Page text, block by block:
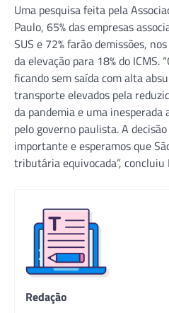
Uma pesquisa feita pela
Paulo, 65% das empresas
SUS e 72% farão demissões,
da elevação para 18% do ICMS.
ficando sem saída com alta
transporte elevados pela
da pandemia e uma inesperada
pelo governo paulista. A
importante e esperamos que
tributária equivocada”, concluiu
Redação